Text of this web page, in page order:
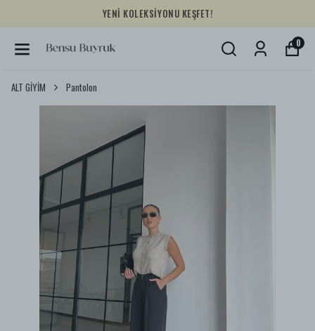
YENİ KOLEKSİYONU KEŞFET!
0
ALT GİYİM Pantolon